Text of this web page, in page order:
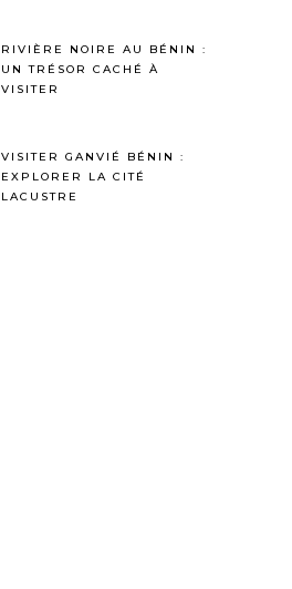
RIVIÈRE NOIRE AU BÉNIN :
UN TRÉSOR CACHÉ À
VISITER
VISITER GANVIÉ BÉNIN :
EXPLORER LA CITÉ
LACUSTRE